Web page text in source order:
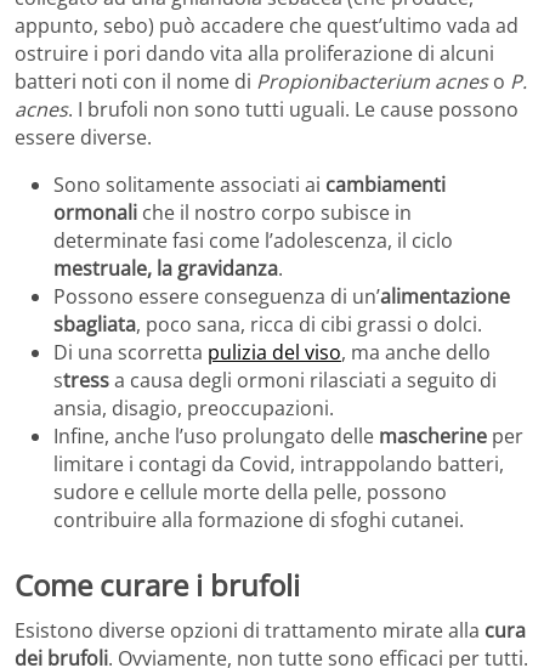
appunto, sebo) può accadere che quest’ultimo vada ad
ostruire i pori dando vita alla proliferazione di alcuni
batteri noti con il nome di Propionibacterium acneso P.
acnes. I brufoli non sono tutti uguali. Le cause possono
essere diverse.
Sono solitamente associati ai cambiamenti
ormonali che il nostro corpo subisce in
determinate fasi come l’adolescenza, il ciclo
mestruale, la gravidanza.
Possono essere conseguenza di un’alimentazione
sbagliata, poco sana, ricca di cibi grassi o dolci.
Di una scorretta pulizia del viso, ma anche dello
stressa causa degli ormoni rilasciati a seguito di
ansia, disagio, preoccupazioni.
Infine, anche l’uso prolungato delle mascherine per
limitare i contagi da Covid, intrappolando batteri,
sudore e cellule morte della pelle, possono
contribuire alla formazione di sfoghi cutanei.
Come curare i brufoli
Esistono diverse opzioni di trattamento mirate alla cura
dei brufoli. Ovviamente, non tutte sono efficaci per tutti.